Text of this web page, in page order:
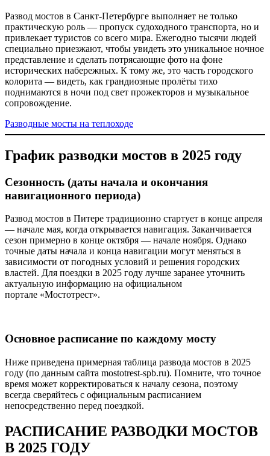
Развод мостов в Санкт-Петербурге выполняет не только
практическую роль — пропуск судоходного транспорта, но и
привлекает туристов со всего мира. Ежегодно тысячи людей
специально приезжают, чтобы увидеть это уникальное ночное
представление и сделать потрясающие фото на фоне
исторических набережных. К тому же, это часть городского
колорита — видеть, как грандиозные пролёты тихо
поднимаются в ночи под свет прожекторов и музыкальное
сопровождение.
Разводные мосты на теплоходе
График разводки мостов в 2025 году
Сезонность (даты начала и окончания
навигационного периода)
Развод мостов в Питере традиционно стартует в конце апреля
— начале мая, когда открывается навигация. Заканчивается
сезон примерно в конце октября — начале ноября. Однако
точные даты начала и конца навигации могут меняться в
зависимости от погодных условий и решения городских
властей. Для поездки в 2025 году лучше заранее уточнить
актуальную информацию на официальном
портале «Мостотрест».
Основное расписание по каждому мосту
Ниже приведена примерная таблица развода мостов в 2025
году (по данным сайта mostotrest-spb.ru). Помните, что точное
время может корректироваться к началу сезона, поэтому
всегда сверяйтесь с официальным расписанием
непосредственно перед поездкой.
РАСПИСАНИЕ РАЗВОДКИ МОСТОВ
В 2025 ГОДУ